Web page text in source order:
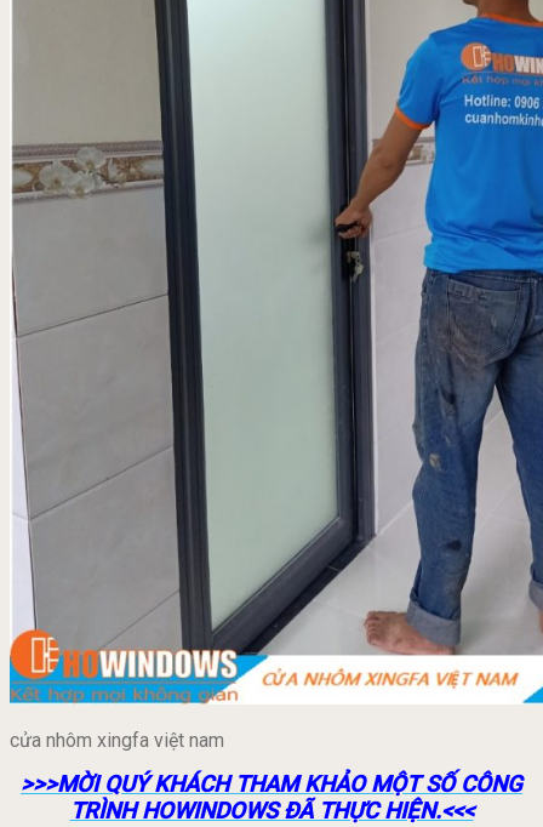
cửa nhôm xingfa việt nam
>>>MỜI QUÝ KHÁCH THAM KHẢO MỘT SỐ CÔNG
TRÌNH HOWINDOWS ĐÃ THỰC HIỆN.<<<